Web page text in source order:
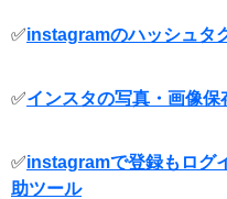
✅instagramのハッシュタ
✅インスタの写真・画像保
✅instagramで登録もログ
助ツール